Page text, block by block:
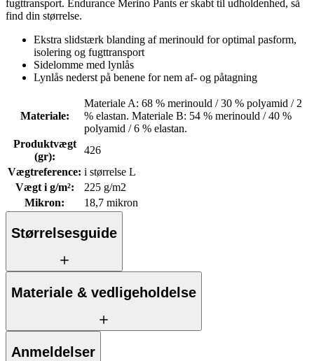
fugttransport. Endurance Merino Pants er skabt til udholdenhed, så
find din størrelse.
Ekstra slidstærk blanding af merinould for optimal pasform,
isolering og fugttransport
Sidelomme med lynlås
Lynlås nederst på benene for nem af- og påtagning
Materiale:
Materiale A: 68 % merinould / 30 % polyamid / 2
% elastan. Materiale B: 54 % merinould / 40 %
polyamid / 6 % elastan.
Produktvægt
(gr):
426
Vægtreference: i størrelse L
Vægt i g/m²:
225 g/m2
Mikron: 18,7 mikron
Størrelsesguide
Materiale & vedligeholdelse
Anmeldelser